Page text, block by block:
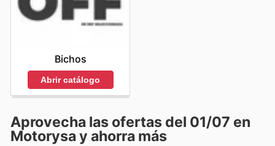
Bichos
Abrir catálogo
Aprovecha las ofertas del 01/07 en
Motorysa y ahorra más